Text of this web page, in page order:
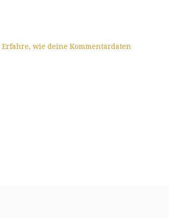
Erfahre, wie deine Kommentardaten